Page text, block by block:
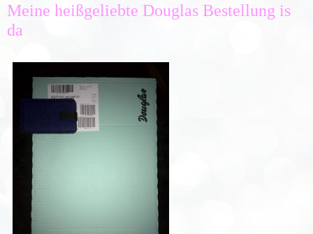
Meine heißgeliebte Douglas Bestellung is
da